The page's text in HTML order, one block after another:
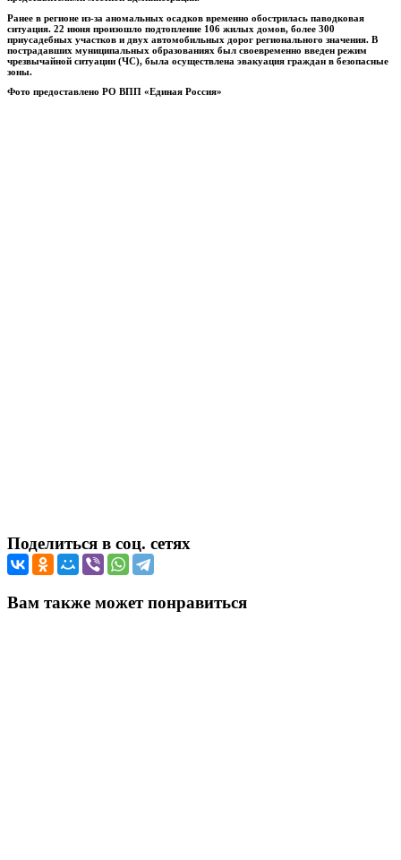
Ранее в регионе из-за аномальных осадков временно обострилась паводковая
ситуация. 22 июня произошло подтопление 106 жилых домов, более 300
приусадебных участков и двух автомобильных дорог регионального значения. В
пострадавших муниципальных образованиях был своевременно введен режим
чрезвычайной ситуации (ЧС), была осуществлена эвакуация граждан в безопасные
зоны.
Фото предоставлено РО ВПП «Единая Россия»
Поделиться в соц. сетях
Вам также может понравиться